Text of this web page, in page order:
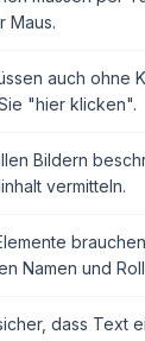
Maus.
auch ohne
"hier klicken".
Bildern
vermitteln.
Namen und
dass Text